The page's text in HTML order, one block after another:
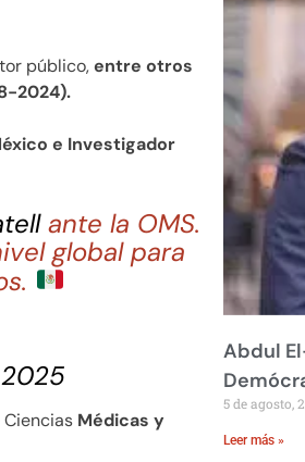
público,entre otros
2024).
e Investigador
ante la OMS.
global para
Médicas y
Abdul
5 de agosto,
Leer más »